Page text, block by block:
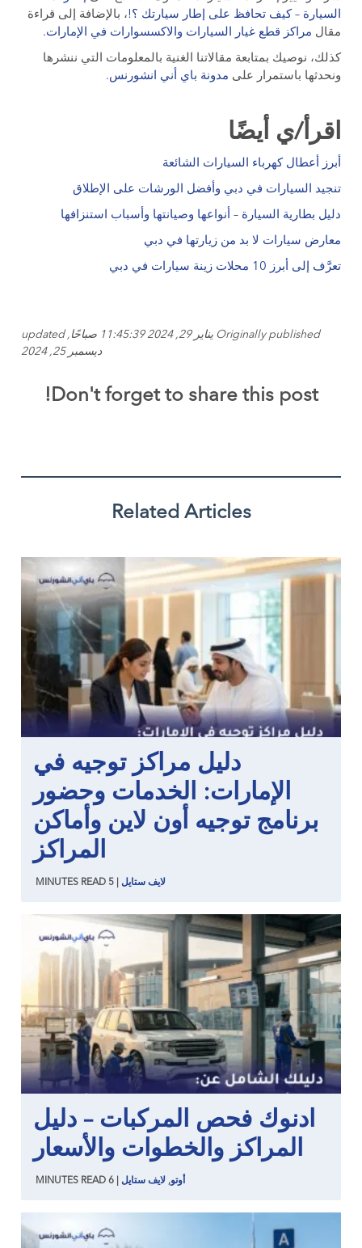
السيارة – كيف تحافظ على إطار سيارتك ؟!، بالإضافة إلى قراءة
مقال مراكز قطع غيار السيارات والاكسسوارات في الإمارات.
كذلك، نوصيك بمتابعة مقالاتنا الغنية بالمعلومات التي ننشرها
ونحدثها باستمرار على مدونة باي أني انشورنس.
اقرأ/ي أيضًا
أبرز أعطال كهرباء السيارات الشائعة
تنجيد السيارات في دبي وأفضل الورشات على الإطلاق
دليل بطارية السيارة – أنواعها وصيانتها وأسباب استنزافها
معارض سيارات لا بد من زيارتها في دبي
تعرَّف إلى أبرز 10 محلات زينة سيارات في دبي
Originally published يناير 29, 2024 11:45:39 صباحًا, updated
ديسمبر 25, 2024
Don't forget to share this post!
Related Articles
دليل مراكز توجيه في
الإمارات: الخدمات وحضور
برنامج توجيه أون لاين وأماكن
المراكز
لايف ستايل 5
MINUTES READ
ادنوك فحص المركبات – دليل
المراكز والخطوات والأسعار
أوتو, لايف ستايل 6
MINUTES READ